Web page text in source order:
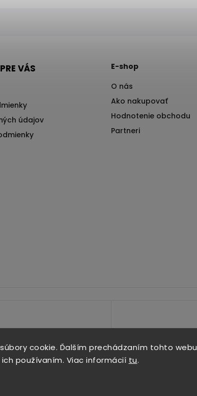
cookie. Ďalším prechádzaním tohto webu
používaním. Viac informácií tu.
VÁS
údajov
E-shop
O nás
Ako nakupovať
Hodnotenie obchodu
Partneri